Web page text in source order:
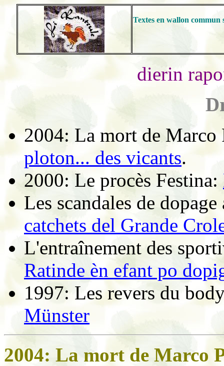
Textes en wallon commun
dierin
2004: La mort de Marco
ploton... des vicants.
2000: Le procès Festina:
Les scandales de
catchets del Grande
L'entraînement des
Ratinde èn efant po
1997: Les revers du
Münster
2004: La mort de Marco